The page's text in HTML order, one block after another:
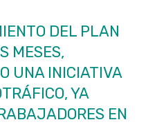
DEL PLAN
MESES,
UNA INICIATIVA
YA
EN